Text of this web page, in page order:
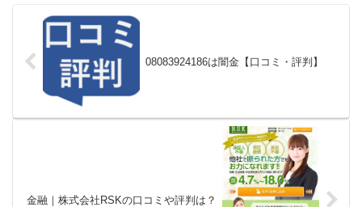
08083924186は闇金【口コミ・評判】
金融｜株式会社RSKの口コミや評判は？